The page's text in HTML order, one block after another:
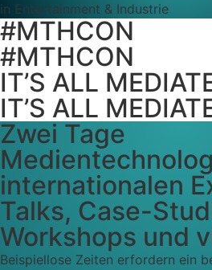
in Entertainment & Industrie
#MTHCON
#MTHCON
IT’S ALL
IT’S ALL
Zwei Tage
internationalen
Talks, Case-
Workshops und
Beispiellose Zeiten erfordern ein